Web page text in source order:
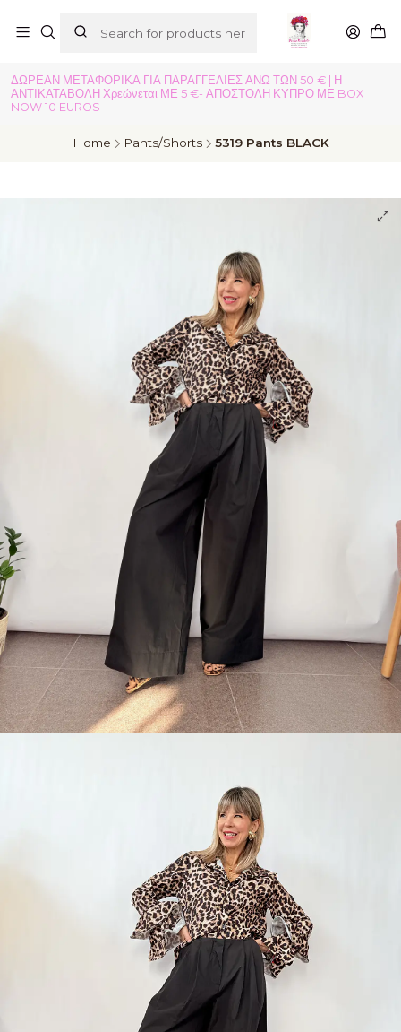
ΔΩΡΕΑΝ ΜΕΤΑΦΟΡΙΚΑ ΓΙΑ ΠΑΡΑΓΓΕΛΙΕΣ ΑΝΩ ΤΩΝ 50 € | Η
ΑΝΤΙΚΑΤΑΒΟΛΗ Χρεώνεται ΜΕ 5 €- ΑΠΟΣΤΟΛΗ ΚΥΠΡΟ ΜΕ BOX
NOW 10 EUROS
Home Pants/Shorts 5319 Pants BLACK